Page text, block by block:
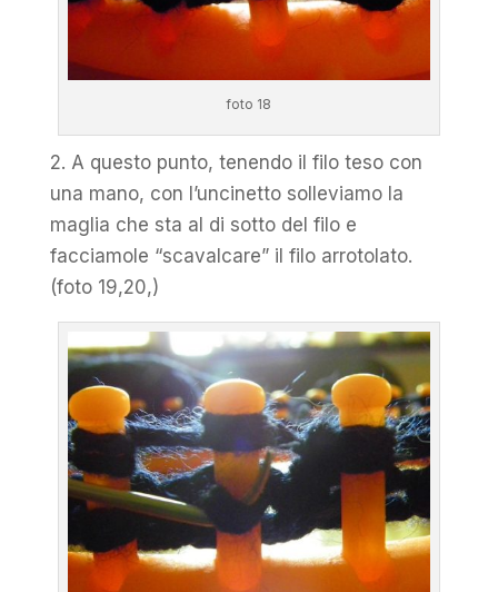
foto 18
2. A questo punto, tenendo il filo teso con
una mano, con l’uncinetto solleviamo la
maglia che sta al di sotto del filo e
facciamole “scavalcare” il filo arrotolato.
(foto 19,20,)